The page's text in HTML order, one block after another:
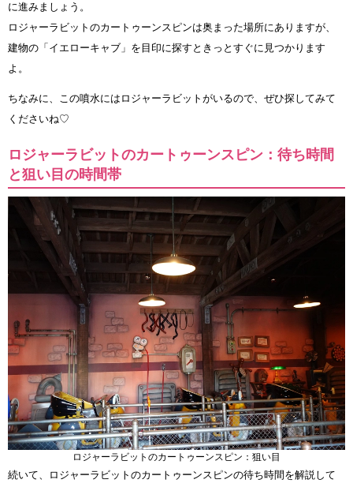
に進みましょう。
ロジャーラビットのカートゥーンスピンは奥まった場所にありますが、
建物の「イエローキャブ」を目印に探すときっとすぐに見つかります
よ。
ちなみに、この噴水にはロジャーラビットがいるので、ぜひ探してみて
くださいね♡
ロジャーラビットのカートゥーンスピン：待ち時間
と狙い目の時間帯
ロジャーラビットのカートゥーンスピン：狙い目
続いて、ロジャーラビットのカートゥーンスピンの待ち時間を解説して